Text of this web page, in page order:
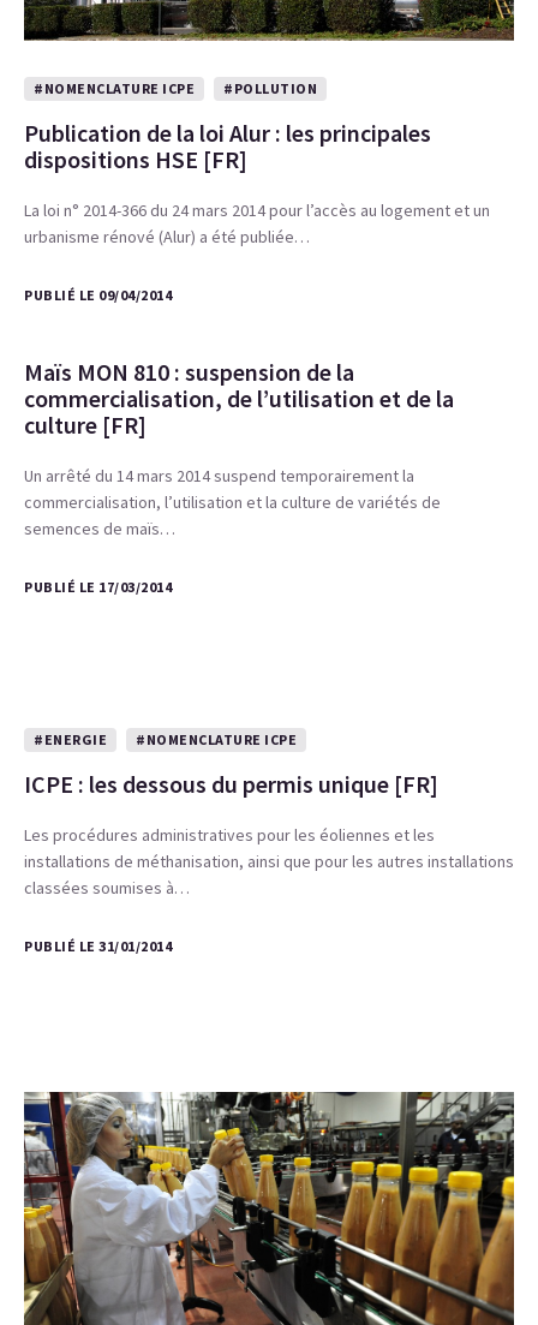
#NOMENCLATURE ICPE #POLLUTION
Publication de la loi Alur : les principales
dispositions HSE [FR]
La loi n° 2014-366 du 24 mars 2014 pour l’accès au logement et un
urbanisme rénové (Alur) a été publiée…
PUBLIÉ LE 09/04/2014
Maïs MON 810 : suspension de la
commercialisation, de l’utilisation et de la
culture [FR]
Un arrêté du 14 mars 2014 suspend temporairement la
commercialisation, l’utilisation et la culture de variétés de
semences de maïs…
PUBLIÉ LE 17/03/2014
#ENERGIE #NOMENCLATURE ICPE
ICPE : les dessous du permis unique [FR]
Les procédures administratives pour les éoliennes et les
installations de méthanisation, ainsi que pour les autres installations
classées soumises à…
PUBLIÉ LE 31/01/2014